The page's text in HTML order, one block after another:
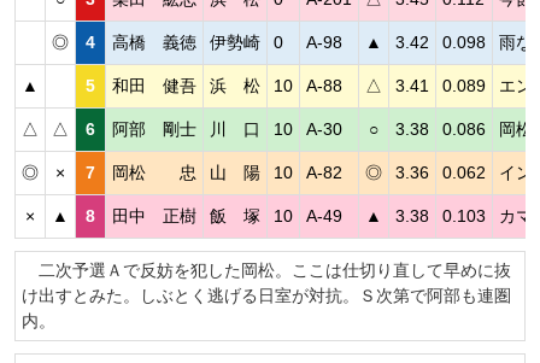
◎ 4 高橋 義徳 伊勢崎 0 A-98 ▲ 3.42 0.098 雨な
▲ 5 和田 健吾 浜 松 10 A-88 △ 3.41 0.089 エン
△ △ 6 阿部 剛士 川 口 10 A-30 ○ 3.38 0.086 岡松
◎ × 7 岡松 忠 山 陽 10 A-82 ◎ 3.36 0.062 イン
× ▲ 8 田中 正樹 飯 塚 10 A-49 ▲ 3.38 0.103 カマ
二次予選Ａで反妨を犯した岡松。ここは仕切り直して早めに抜
け出すとみた。しぶとく逃げる日室が対抗。Ｓ次第で阿部も連圏
内。